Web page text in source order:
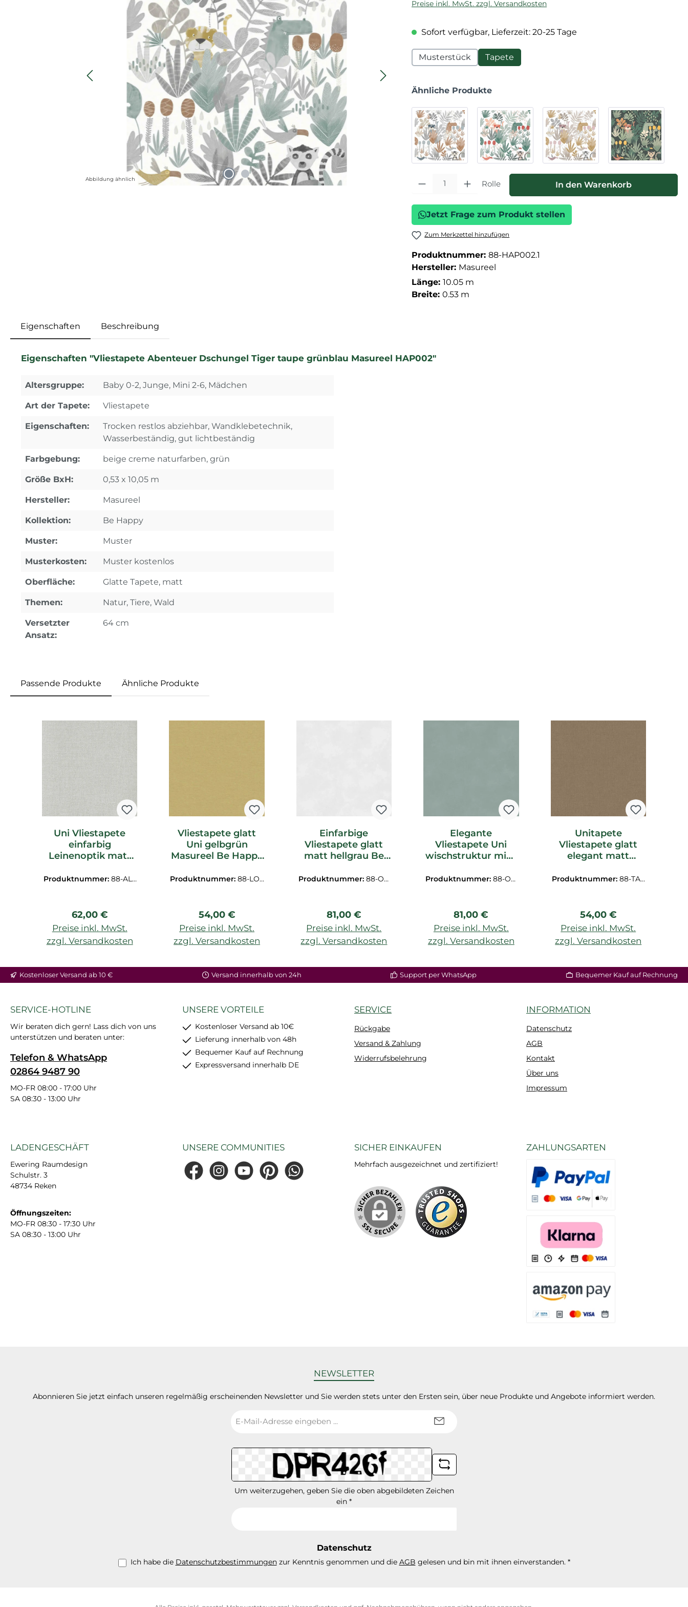
Abbildung ähnlich
Preise inkl. MwSt. zzgl. Versandkosten
Sofort verfügbar, Lieferzeit: 20-25 Tage
Musterstück Tapete
Ähnliche Produkte
Produkt Anzahl: Gib den gewünschten Wert ein oder benutze die
Rolle In den Warenkorb
Jetzt Frage zum Produkt stellen
Zum Merkzettel hinzufügen
Produktnummer: 88-HAP002.1
Hersteller: Masureel
Länge: 10.05 m
Breite: 0.53 m
Eigenschaften Beschreibung
Eigenschaften "Vliestapete Abenteuer Dschungel Tiger taupe grünblau Masureel HAP002"
Altersgruppe: Baby 0-2, Junge, Mini 2-6, Mädchen
Art der Tapete: Vliestapete
Eigenschaften:
Trocken restlos abziehbar, Wandklebetechnik,
Wasserbeständig, gut lichtbeständig
Farbgebung: beige creme naturfarben, grün
Größe BxH: 0,53 x 10,05 m
Hersteller: Masureel
Kollektion: Be Happy
Muster: Muster
Musterkosten: Muster kostenlos
Oberfläche: Glatte Tapete, matt
Themen: Natur, Tiere, Wald
Versetzter
Ansatz:
64 cm
Passende Produkte Ähnliche Produkte
Uni Vliestapete
einfarbig
Leinenoptik matt
ALL907
Produktnummer: 88-ALL
Regulärer Preis:
62,00 €
Preise inkl. MwSt.
zzgl. Versandkosten
Vliestapete glatt
Uni gelbgrün
Masureel Be Happy
Produktnummer:88-LOT
Regulärer Preis:
54,00 €
Preise inkl. MwSt.
zzgl. Versandkosten
Einfarbige
Vliestapete glatt
matt hellgrau Be
Produktnummer: 88-ON
Regulärer Preis:
81,00 €
Preise inkl. MwSt.
zzgl. Versandkosten
Elegante
Vliestapete Uni
wischstruktur mint
Produktnummer:88-ON
Regulärer Preis:
81,00 €
Preise inkl. MwSt.
zzgl. Versandkosten
Unitapete
Vliestapete glatt
elegant matt
braun TAT705
Produktnummer:88-TAT
Regulärer Preis:
54,00 €
Preise inkl. MwSt.
zzgl. Versandkosten
Kostenloser Versand ab 10 € Versand innerhalb von 24h Support per WhatsApp Bequemer Kauf auf Rechnung
SERVICE-HOTLINE
Wir beraten dich gern! Lass dich von uns
unterstützen und beraten unter:
Telefon & WhatsApp
02864 9487 90
MO-FR 08:00 - 17:00 Uhr
SA 08:30 - 13:00 Uhr
UNSERE VORTEILE
Kostenloser Versand ab 10€
Lieferung innerhalb von 48h
Bequemer Kauf auf Rechnung
Expressversand innerhalb DE
SERVICE
Rückgabe
Versand & Zahlung
Widerrufsbelehrung
INFORMATION
Datenschutz
AGB
Kontakt
Über uns
Impressum
LADENGESCHÄFT
Ewering Raumdesign
Schulstr. 3
48734 Reken
Öffnungszeiten:
MO-FR 08:30 - 17:30 Uhr
SA 08:30 - 13:00 Uhr
UNSERE COMMUNITIES
FacebookInstagramYouTubePinterestWhatsApp
SICHER EINKAUFEN
Mehrfach ausgezeichnet und zertifiziert!
ZAHLUNGSARTEN
NEWSLETTER
Abonnieren Sie jetzt einfach unseren regelmäßig erscheinenden Newsletter und Sie werden stets unter den Ersten sein, über neue Produkte und Angebote informiert werden.
Mail-
*
Um weiterzugehen, geben Sie die oben abgebildeten Zeichen
ein *
Datenschutz
Ich habe die Datenschutzbestimmungenzur Kenntnis genommen und die AGB gelesen und bin mit ihnen einverstanden. *